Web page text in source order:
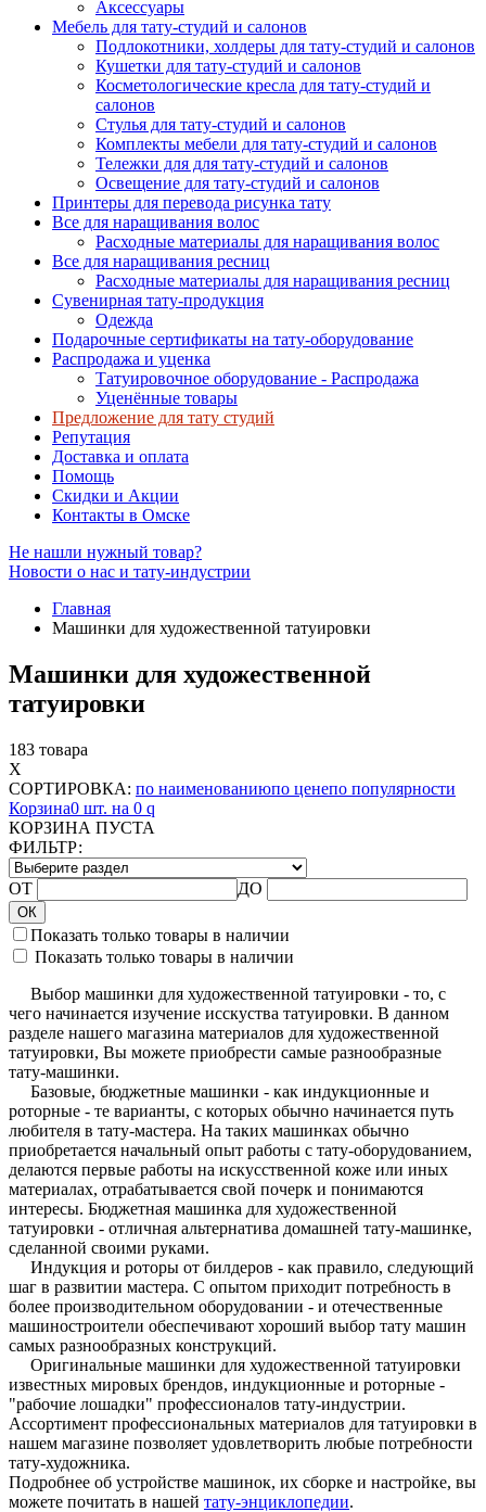
Аксессуары
Мебель для тату-студий и салонов
Подлокотники, холдеры для тату-студий и салонов
Кушетки для тату-студий и салонов
Косметологические кресла для тату-студий и
салонов
Стулья для тату-студий и салонов
Комплекты мебели для тату-студий и салонов
Тележки для для тату-студий и салонов
Освещение для тату-студий и салонов
Принтеры для перевода рисунка тату
Все для наращивания волос
Расходные материалы для наращивания волос
Все для наращивания ресниц
Расходные материалы для наращивания ресниц
Сувенирная тату-продукция
Одежда
Подарочные сертификаты на тату-оборудование
Распродажа и уценка
Татуировочное оборудование - Распродажа
Уценённые товары
Предложение для тату студий
Репутация
Доставка и оплата
Помощь
Скидки и Акции
Контакты в Омске
Не нашли нужный товар?
Новости о нас и тату-индустрии
Главная
Машинки для художественной татуировки
Машинки для художественной
татуировки
183 товара
X
СОРТИРОВКА: по наименованиюпо ценепо популярности
Корзина0 шт. на 0 q
КОРЗИНА ПУСТА
ФИЛЬТР:
ОТ ДО
ОК
Показать только товары в наличии
Показать только товары в наличии
Выбор машинки для художественной татуировки - то, с
чего начинается изучение исскуства татуировки. В данном
разделе нашего магазина материалов для художественной
татуировки, Вы можете приобрести самые разнообразные
тату-машинки.
Базовые, бюджетные машинки - как индукционные и
роторные - те варианты, с которых обычно начинается путь
любителя в тату-мастера. На таких машинках обычно
приобретается начальный опыт работы с тату-оборудованием,
делаются первые работы на искусственной коже или иных
материалах, отрабатывается свой почерк и понимаются
интересы. Бюджетная машинка для художественной
татуировки - отличная альтернатива домашней тату-машинке,
сделанной своими руками.
Индукция и роторы от билдеров - как правило, следующий
шаг в развитии мастера. С опытом приходит потребность в
более производительном оборудовании - и отечественные
машиностроители обеспечивают хороший выбор тату машин
самых разнообразных конструкций.
Оригинальные машинки для художественной татуировки
известных мировых брендов, индукционные и роторные -
"рабочие лошадки" профессионалов тату-индустрии.
Ассортимент профессиональных материалов для татуировки в
нашем магазине позволяет удовлетворить любые потребности
тату-художника.
Подробнее об устройстве машинок, их сборке и настройке, вы
можете почитать в нашей тату-энциклопедии.